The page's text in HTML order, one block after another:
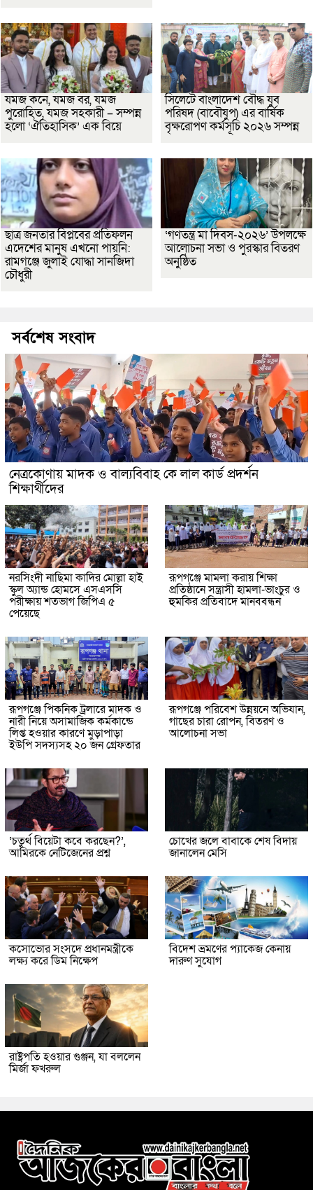
যমজ কনে, যমজ বর, যমজ
পুরোহিত, যমজ সহকারী – সম্পন্ন
হলো ‘ঐতিহাসিক’ এক বিয়ে
সিলেটে বাংলাদেশ বৌদ্ধ যুব
পরিষদ (বাবৌযুপ) এর বার্ষিক
বৃক্ষরোপণ কর্মসূচি ২০২৬ সম্পন্ন
ছাত্র জনতার বিপ্লবের প্রতিফলন
এদেশের মানুষ এখনো পায়নি:
রামগঞ্জে জুলাই যোদ্ধা সানজিদা
চৌধুরী
‘গণতন্ত্র মা দিবস-২০২৬’ উপলক্ষে
আলোচনা সভা ও পুরস্কার বিতরণ
অনুষ্ঠিত
সর্বশেষ সংবাদ
নেত্রকোণায় মাদক ও বাল্যবিবাহ কে লাল কার্ড প্রদর্শন
শিক্ষার্থীদের
নরসিংদী নাছিমা কাদির মোল্লা হাই
স্কুল অ্যান্ড হোমসে এসএসসি
পরীক্ষায় শতভাগ জিপিএ ৫
পেয়েছে
রূপগঞ্জে মামলা করায় শিক্ষা
প্রতিষ্ঠানে সন্ত্রাসী হামলা-ভাংচুর ও
হুমকির প্রতিবাদে মানববন্ধন
রূপগঞ্জে পিকনিক ট্রলারে মাদক ও
নারী নিয়ে অসামাজিক কর্মকান্ডে
লিপ্ত হওয়ার কারণে মুড়াপাড়া
ইউপি সদস্যসহ ২০ জন গ্রেফতার
রূপগঞ্জে পরিবেশ উন্নয়নে অভিযান,
গাছের চারা রোপন, বিতরণ ও
আলোচনা সভা
‘চতুর্থ বিয়েটা কবে করছেন?’,
আমিরকে নেটিজেনের প্রশ্ন
চোখের জলে বাবাকে শেষ বিদায়
জানালেন মেসি
কসোভোর সংসদে প্রধানমন্ত্রীকে
লক্ষ্য করে ডিম নিক্ষেপ
বিদেশ ভ্রমণের প্যাকেজ কেনায়
দারুণ সুযোগ
রাষ্ট্রপতি হওয়ার গুঞ্জন, যা বললেন
মির্জা ফখরুল